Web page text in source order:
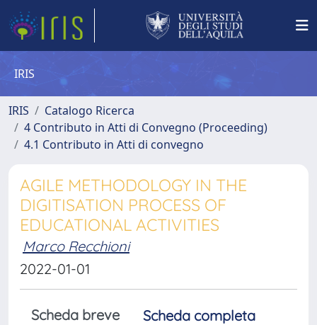
IRIS
IRIS
Catalogo Ricerca
4 Contributo in Atti di Convegno (Proceeding)
4.1 Contributo in Atti di convegno
AGILE METHODOLOGY IN THE
DIGITISATION PROCESS OF
EDUCATIONAL ACTIVITIES
Marco Recchioni
2022-01-01
Scheda breve
Scheda completa